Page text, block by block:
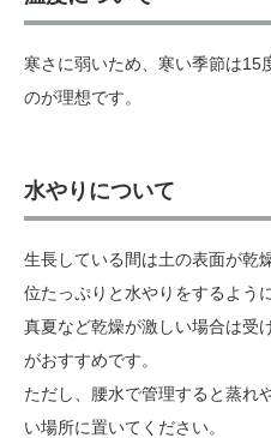
寒さに弱いため、寒い季節は15
のが理想です。
水やりについて
生長している間は土の表面が乾
位たっぷりと水やりをするよう
真夏など乾燥が激しい場合は受
がおすすめです。
ただし、腰水で管理すると蒸れ
い場所に置いてください。